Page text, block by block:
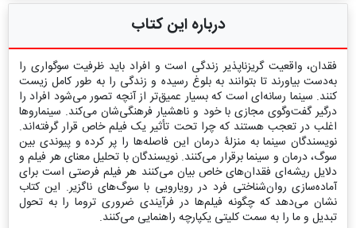
درباره این کتاب
فقدان، واقعیت گریزناپذیر زندگی است و افراد باید ظرفیت سوگواری را
به‌دست بیاورند تا بتوانند به بلوغ رسیده و زندگی را به طور کامل زیست
کنند. سینما رسانه‌ای است که بسیار عمیق‌تر از آنچه تصور می‌شود افراد را
درگیر گفت‌وگوی مجازی با خود و ناهشیار فرهنگی‌شان می‌کند. سینماروها
اغلب در تعجب هستند که چرا تحت تأثیر یک فیلم خاص قرار گرفته‌اند.
نویسندگان سینما به منزلۀ درمان این فاصله‌ها را پر کرده و پیوندی بین
سوگ، درمان و سینما برقرار می‌کنند. نویسندگان با تحلیل معنای هر فیلم و
دلایل ریشه‌ای فقدان‌های خاص بیان می‌کنند هر فیلم فرصتی است برای
آماده‌سازی روان‌شناختی فرد در رویارویی با سوگ‌های ناگزیر. این کتاب
نشان می‌دهد که چگونه فیلم‌ها در فرآیندی ضروری تروما را به تحول
تبدیل و ما را به سمت کلیتی یکپارچه راهنمایی می‌کنند.